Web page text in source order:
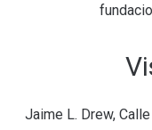
Jaime L. Drew,